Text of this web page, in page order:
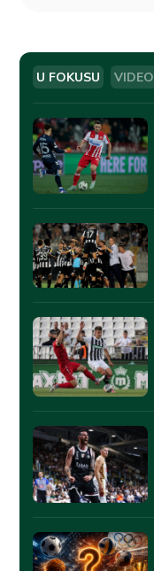
U FOKUSU VIDEO